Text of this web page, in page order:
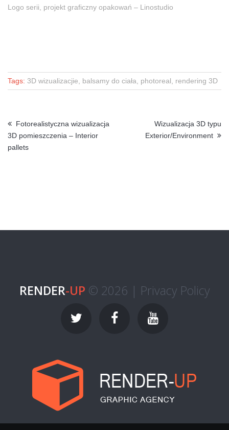
Logo serii, projekt graficzny opakowań – Linostudio
Tags: 3D wizualizacjie, balsamy do ciała, photoreal, rendering 3D
Fotorealistyczna wizualizacja
3D pomieszczenia – Interior
pallets
Wizualizacja 3D typu
Exterior/Environment
RENDER-UP © 2026 | Privacy Policy